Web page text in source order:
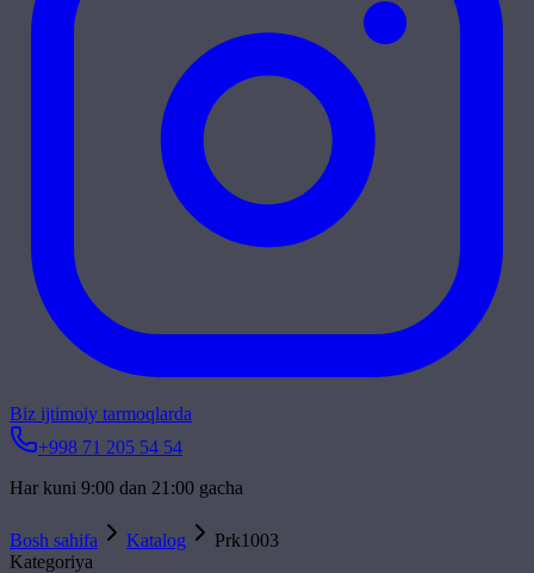
Biz ijtimoiy tarmoqlarda
+998 71 205 54 54
Har kuni 9:00 dan 21:00 gacha
Bosh sahifa Katalog
Prk1003
Kategoriya